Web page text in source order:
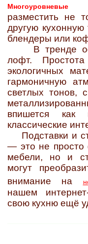
Многоуровневые
разместить не
другую кухонную
блендеры или
В тренде
лофт.
экологичных
гармоничную
светлых тонов,
впишется
классические
Подставки и
— это не просто
мебели, но и
могут
внимание на
нашем
свою кухню ещё